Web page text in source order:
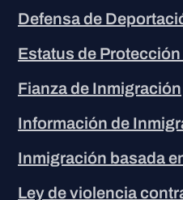
Defensa de
Estatus de Protección
Fianza de Inmigración
Información de
Inmigración basada
Ley de violencia